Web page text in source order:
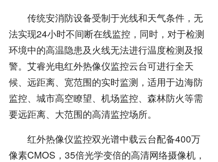
传统安消防设备受制于光线和天气条件，无
法实现24小时不间断在线监控，同时，对于检测
环境中的高温隐患及火线无法进行温度检测及报
警。艾睿光电红外热像仪监控云台可进行全天
候、远距离、宽范围的实时监测，适用于边海防
监控、城市高空瞭望、机场监控、森林防火等需
要远距离、大范围的高清监控场所。
红外热像仪监控双光谱中载云台配备400万
像素CMOS，35倍光学变倍的高清网络摄像机，